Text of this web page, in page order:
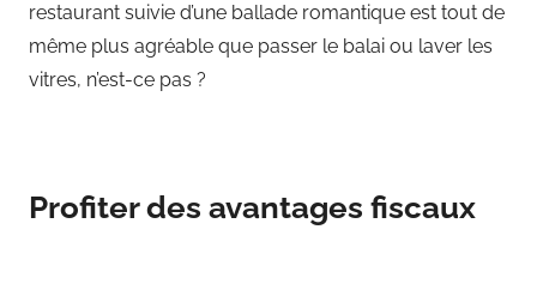
restaurant suivie d’une ballade romantique est tout de
même plus agréable que passer le balai ou laver les
vitres, n’est-ce pas ?
Profiter des avantages fiscaux